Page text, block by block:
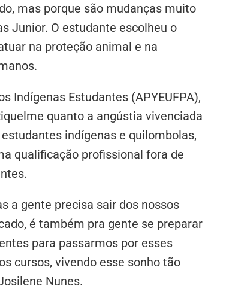
mas porque são mudanças muito
Junior. O estudante escolheu o
na proteção animal e na
Indígenas Estudantes (APYEUFPA),
quanto a angústia vivenciada
indígenas e quilombolas,
qualificação profissional fora de
a gente precisa sair dos nossos
é também pra gente se preparar
para passarmos por esses
cursos, vivendo esse sonho tão
Nunes.